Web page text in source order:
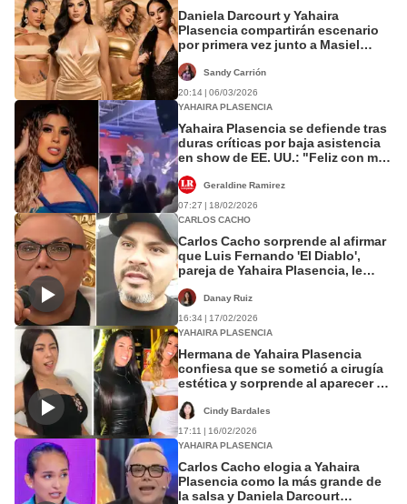
Daniela Darcourt y Yahaira
Plasencia compartirán escenario
por primera vez junto a Masiel
salserasSandy Carrión
20:14 | 06/03/2026
YAHAIRA PLASENCIA
Yahaira Plasencia se defiende tras
duras críticas por baja asistencia
en show de EE. UU.: "Feliz con mi
Geraldine Ramirez
07:27 | 18/02/2026
CARLOS CACHO
Carlos Cacho sorprende al afirmar
que Luis Fernando 'El Diablo',
pareja de Yahaira Plasencia, le
nombre"
Danay Ruiz
16:34 | 17/02/2026
YAHAIRA PLASENCIA
Hermana de Yahaira Plasencia
confiesa que se sometió a cirugía
estética y sorprende al aparecer en
Cindy Bardales
17:11 | 16/02/2026
YAHAIRA PLASENCIA
Carlos Cacho elogia a Yahaira
Plasencia como la más grande de
la salsa y Daniela Darcourt